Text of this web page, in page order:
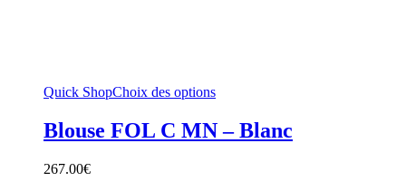
Quick ShopChoix des options
Blouse FOL C MN – Blanc
267.00€